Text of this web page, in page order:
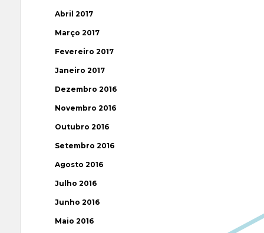
Abril 2017
Março 2017
Fevereiro 2017
Janeiro 2017
Dezembro 2016
Novembro 2016
Outubro 2016
Setembro 2016
Agosto 2016
Julho 2016
Junho 2016
Maio 2016